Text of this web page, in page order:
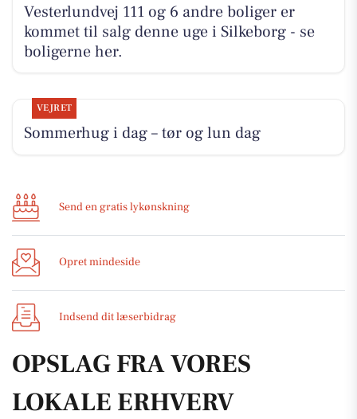
Vesterlundvej 111 og 6 andre boliger er
kommet til salg denne uge i Silkeborg - se
boligerne her.
VEJRET
Sommerhug i dag – tør og lun dag
Send en gratis lykønskning
Opret mindeside
Indsend dit læserbidrag
OPSLAG FRA VORES
LOKALE ERHVERV